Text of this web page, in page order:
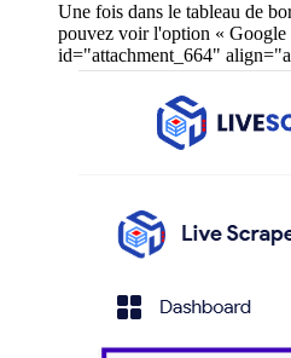
Une fois dans le tableau de
pouvez voir l'option « Google
id="attachment_664"